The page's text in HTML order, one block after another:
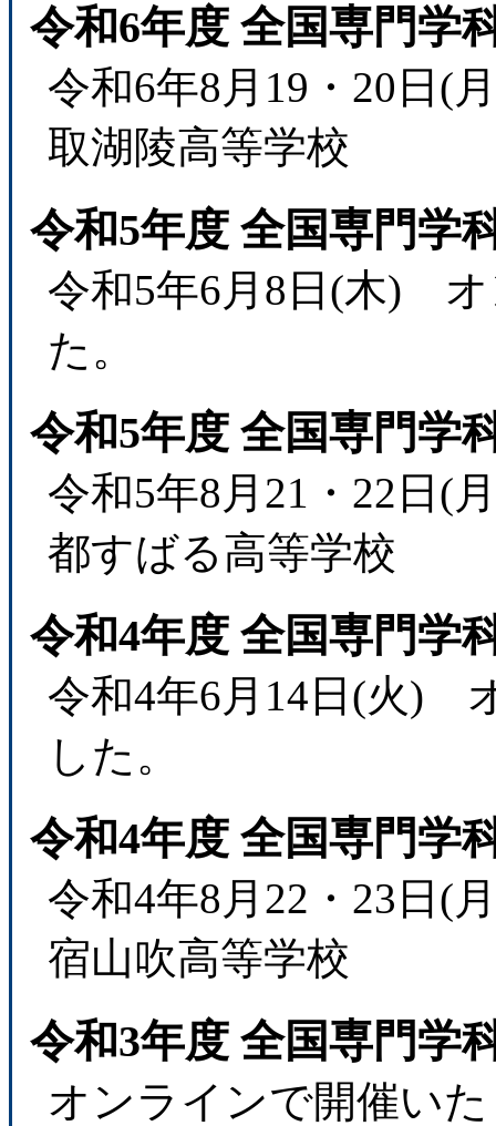
令和6年度 全国専門学
令和6年8月19・20日(
取湖陵高等学校
令和5年度 全国専門学
令和5年6月8日(木)
た。
令和5年度 全国専門学
令和5年8月21・22日(
都すばる高等学校
令和4年度 全国専門学
令和4年6月14日(火)
した。
令和4年度 全国専門学
令和4年8月22・23日(
宿山吹高等学校
令和3年度 全国専門学
オンラインで開催い